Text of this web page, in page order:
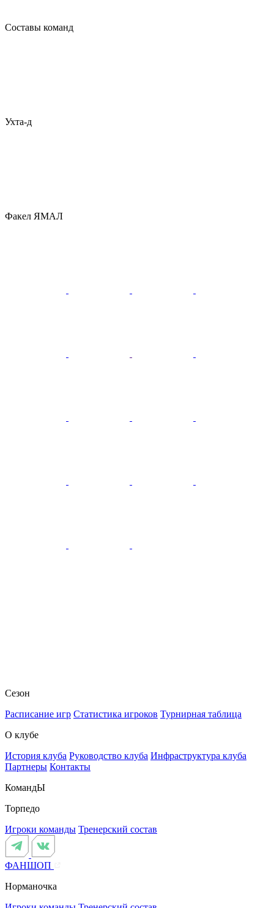
Составы команд
Ухта-д
Факел ЯМАЛ
Сезон
Расписание игр Статистика игроков Турнирная таблица
О клубе
История клуба Руководство клуба Инфраструктура клуба
Партнеры Контакты
КомандЫ
Торпедо
Игроки команды Тренерский состав
ФАНШОП
Норманочка